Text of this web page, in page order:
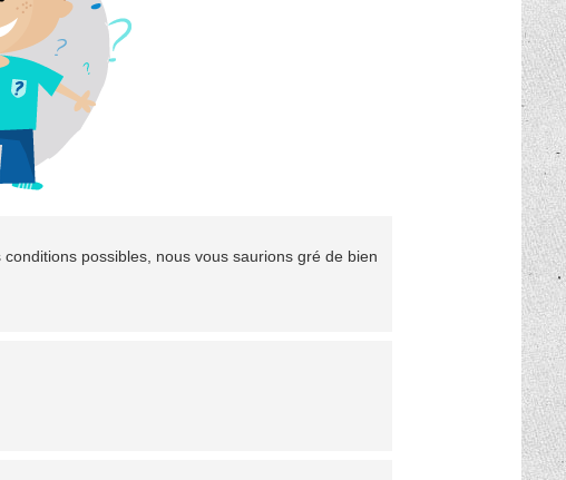
possibles, nous vous saurions gré de bien